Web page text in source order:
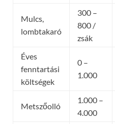
Mulcs,
lombtakaró
300 –
800 /
zsák
Éves
fenntartási
költségek
0 –
1.000
Metszőolló
1.000 –
4.000